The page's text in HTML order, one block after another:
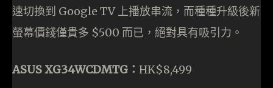
速切換到 Google TV 上播放串流，而種種升級後新
螢幕價錢僅貴多 $500 而已，絕對具有吸引力。
ASUS XG34WCDMTG： HK$8,499